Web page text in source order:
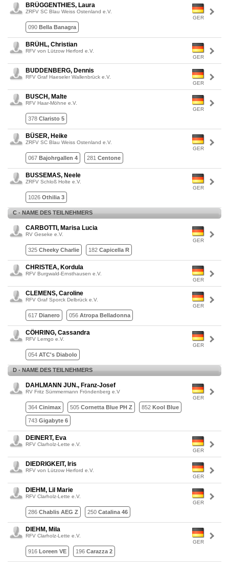
GER
BRÜGGENTHIES, Laura
ZRFV SC Blau Weiss Ostenland e.V.
090 Bella Banagra
GER
BRÜHL, Christian
RFV von Lützow Herford e.V.
GER
BUDDENBERG, Dennis
RFV Graf Haeseler Wallenbrück e.V.
GER
BUSCH, Malte
RFV Haar-Möhne e.V.
378 Claristo 5
GER
BÜSER, Heike
ZRFV SC Blau Weiss Ostenland e.V.
067 Bajohrgallen 4 281 Centone
GER
BUSSEMAS, Neele
ZRFV Schloß Holte e.V.
1026 Othilia 3
C - NAME DES TEILNEHMERS
GER
CARBOTTI, Marisa Lucia
RV Geseke e.V.
325 Cheeky Charlie 182 Capicella R
GER
CHRISTEA, Kordula
RFV Burgwald-Ernsthausen e.V.
GER
CLEMENS, Caroline
RFV Graf Sporck Delbrück e.V.
617 Dianero 056 Atropa Belladonna
GER
CÖHRING, Cassandra
RFV Lemgo e.V.
054 ATC's Diabolo
D - NAME DES TEILNEHMERS
GER
DAHLMANN JUN., Franz-Josef
RV Fritz Sümmermann Fröndenberg e.V
364 Cinimax 505 Cornetta Blue PH Z 852 Kool Blue
743 Gigabyte 6
GER
DEINERT, Eva
RFV Clarholz-Lette e.V.
GER
DIEDRIGKEIT, Iris
RFV von Lützow Herford e.V.
GER
DIEHM, Lil Marie
RFV Clarholz-Lette e.V.
286 Chablis AEG Z 250 Catalina 46
GER
DIEHM, Mila
RFV Clarholz-Lette e.V.
916 Loreen VE 196 Carazza 2